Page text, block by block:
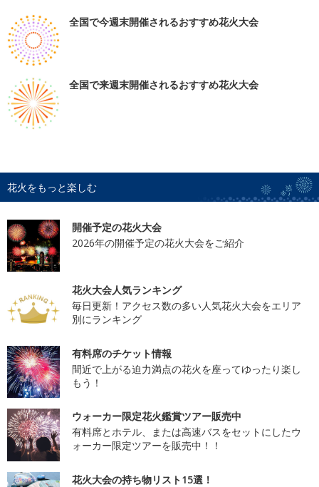
全国で今週末開催されるおすすめ花火大会
全国で来週末開催されるおすすめ花火大会
花火をもっと楽しむ
開催予定の花火大会
2026年の開催予定の花火大会をご紹介
花火大会人気ランキング
毎日更新！アクセス数の多い人気花火大会をエリア
別にランキング
有料席のチケット情報
間近で上がる迫力満点の花火を座ってゆったり楽し
もう！
ウォーカー限定花火鑑賞ツアー販売中
有料席とホテル、または高速バスをセットにしたウ
ォーカー限定ツアーを販売中！！
花火大会の持ち物リスト15選！